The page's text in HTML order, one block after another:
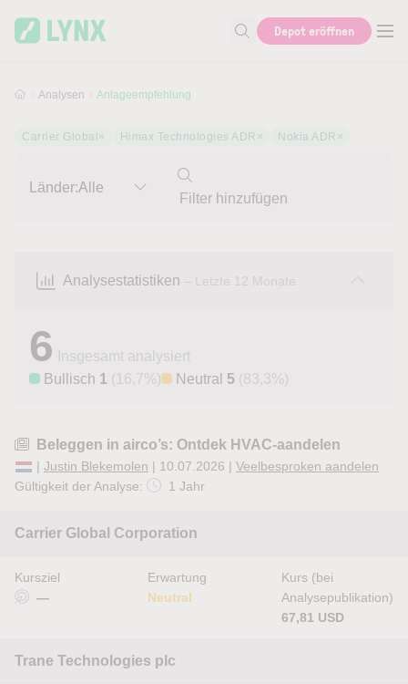
Suche nach Aktie, Autor...
Depot eröffnen
Analysen Anlageempfehlung
Carrier Global × Himax Technologies ADR × Nokia ADR ×
Länder:Alle
Analysestatistiken – Letzte 12 Monate
6
Insgesamt analysiert
Bullisch 1 (16,7%) Neutral 5 (83,3%)
Beleggen in airco’s: Ontdek HVAC-aandelen
| Justin Blekemolen | 10.07.2026 | Veelbesproken aandelen
Gültigkeit der Analyse:
1 Jahr
Carrier Global Corporation
Kursziel
—
Erwartung
Neutral
Kurs (bei
Analysepublikation)
67,81 USD
Trane Technologies plc